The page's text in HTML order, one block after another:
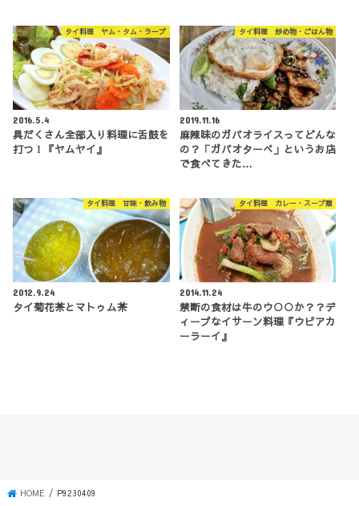
タイ料理 ヤム・タム・ラープ
2016.5.4
具だくさん全部入り料理に舌鼓を
打つ！『ヤムヤイ』
タイ料理 炒め物・ごはん物
2019.11.16
麻辣味のガパオライスってどんな
の？「ガパオターぺ」というお店
で食べてきた…
タイ料理 甘味・飲み物
2012.9.24
タイ菊花茶とマトゥム茶
タイ料理 カレー・スープ類
2014.11.24
禁断の食材は牛のウ○○か？？デ
ィープなイサーン料理『ウピアカ
ーラーイ』
HOME P9230409